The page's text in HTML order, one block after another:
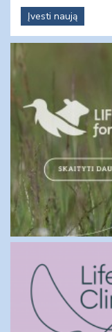
Įvesti naują